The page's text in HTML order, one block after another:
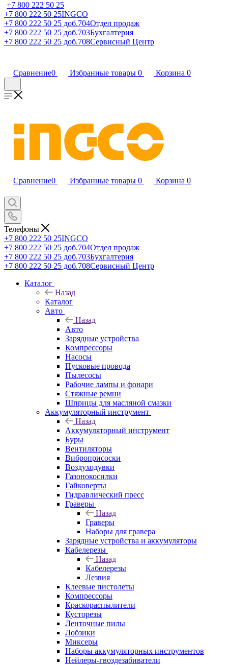
+7 800 222 50 25
+7 800 222 50 25INGCO
+7 800 222 50 25 доб.704Отдел продаж
+7 800 222 50 25 доб.703Бухгалтерия
+7 800 222 50 25 доб.708Сервисный Центр
Сравнение0 Избранные товары 0 Корзина 0
Сравнение0 Избранные товары 0 Корзина 0
Телефоны
+7 800 222 50 25INGCO
+7 800 222 50 25 доб.704Отдел продаж
+7 800 222 50 25 доб.703Бухгалтерия
+7 800 222 50 25 доб.708Сервисный Центр
Каталог
Назад
Каталог
Авто
Назад
Авто
Зарядные устройства
Компрессоры
Насосы
Пусковые провода
Пылесосы
Рабочие лампы и фонари
Стяжные ремни
Шприцы для масляной смазки
Аккумуляторный инструмент
Назад
Аккумуляторный инструмент
Буры
Вентиляторы
Виброприсоски
Воздуходувки
Газонокосилки
Гайковерты
Гидравлический пресс
Граверы
Назад
Граверы
Наборы для гравера
Зарядные устройства и аккумуляторы
Кабелерезы
Назад
Кабелерезы
Лезвия
Клеевые пистолеты
Компрессоры
Краскораспылители
Кусторезы
Ленточные пилы
Лобзики
Миксеры
Наборы аккумуляторных инструментов
Нейлеры-гвоздезабиватели